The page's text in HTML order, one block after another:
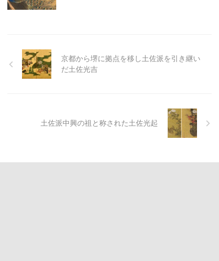
京都から堺に拠点を移し土佐派を引き継い
だ土佐光吉
土佐派中興の祖と称された土佐光起